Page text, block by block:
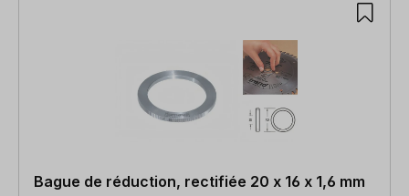
Bague de réduction, rectifiée 20 x 16 x 1,6 mm